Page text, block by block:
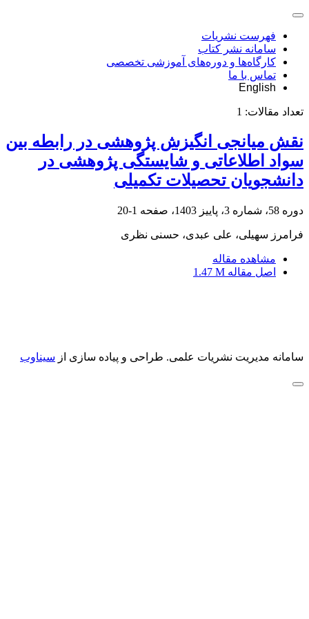
فهرست نشریات
سامانه نشر کتاب
کارگاه‌ها و دوره‌های آموزشی تخصصی
تماس با ما
English
تعداد مقالات: 1
نقش میانجی انگیزش پژوهشی در رابطه بین
سواد اطلاعاتی و شایستگی پژوهشی در
دانشجویان تحصیلات تکمیلی
دوره 58، شماره 3، پاییز 1403، صفحه 1-20
فرامرز سهیلی، علی عبدی، حسنی نظری
مشاهده مقاله
اصل مقاله 1.47 M
سامانه مدیریت نشریات علمی. طراحی و پیاده سازی از سیناوب